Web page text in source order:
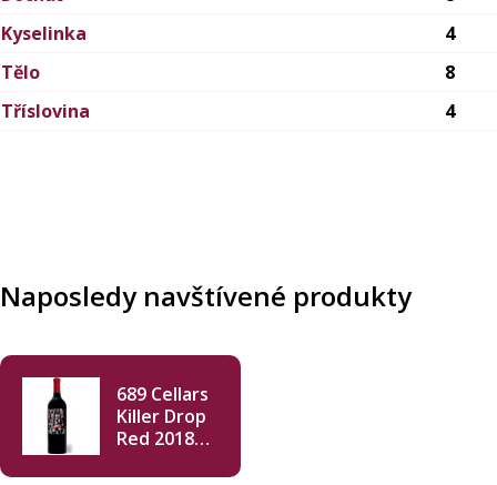
Kyselinka
4
Tělo
8
Tříslovina
4
Naposledy navštívené produkty
689 Cellars
Killer Drop
Red 2018